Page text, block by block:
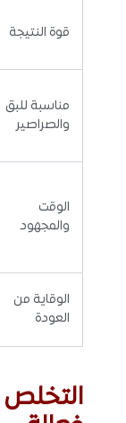
قوة النتيجة
مناسبة للبق
والصراصير
الوقت
والمجهود
الوقاية من
العودة
التخلص